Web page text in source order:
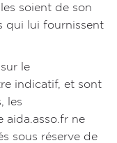
soient de son
qui lui fournissent
le
indicatif, et sont
les
aida.asso.fr ne
sous réserve de